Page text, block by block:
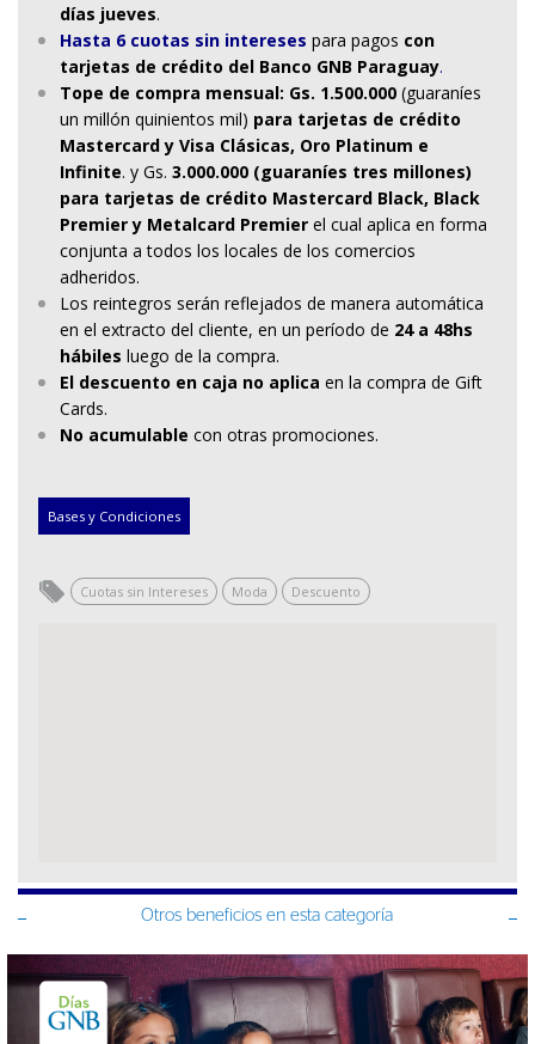
días jueves.
Hasta 6 cuotas sin intereses para pagos con
tarjetas de crédito del Banco GNB Paraguay.
Tope de compra mensual: Gs. 1.500.000(guaraníes
un millón quinientos mil) para tarjetas de crédito
Mastercard y Visa Clásicas, Oro Platinum e
Infinite. y Gs. 3.000.000 (guaraníes tres millones)
para tarjetas de crédito Mastercard Black, Black
Premier y Metalcard Premier el cual aplica en forma
conjunta a todos los locales de los comercios
adheridos.
Los reintegros serán reflejados de manera automática
en el extracto del cliente, en un período de 24 a 48hs
hábiles luego de la compra.
El descuento en caja no aplica en la compra de Gift
Cards.
No acumulable con otras promociones.
Bases y Condiciones
Cuotas sin Intereses Moda Descuento
Otros beneficios en esta categoría